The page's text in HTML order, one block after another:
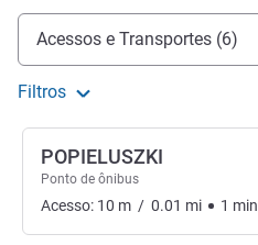
Acesso e transporte
Acessos e Transportes (6)
Filtros
POPIELUSZKI
Ponto de ônibus
Acesso: 10 m / 0.01 mi 1 min